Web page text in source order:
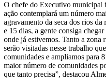
O chefe do Executivo municipal
ação contemplará um número
agravamento da seca dos rios
e 15 dias, a gente consiga
onde já estivemos. Tanto a zona
serão visitadas nesse trabalho
comunidades e ampliamos para
maior número de comunidades
que tanto precisa”, destacou